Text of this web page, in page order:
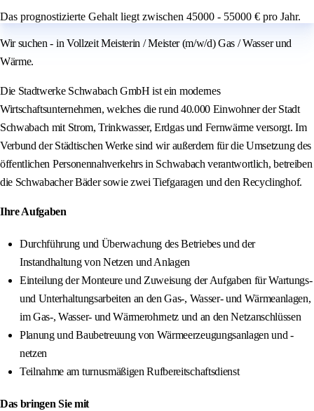
Das prognostizierte Gehalt liegt zwischen 45000 - 55000 € pro Jahr.
Wir suchen - in Vollzeit Meisterin / Meister (m/w/d) Gas / Wasser und
Wärme.
Die Stadtwerke Schwabach GmbH ist ein modernes
Wirtschaftsunternehmen, welches die rund 40.000 Einwohner der Stadt
Schwabach mit Strom, Trinkwasser, Erdgas und Fernwärme versorgt. Im
Verbund der Städtischen Werke sind wir außerdem für die Umsetzung des
öffentlichen Personennahverkehrs in Schwabach verantwortlich, betreiben
die Schwabacher Bäder sowie zwei Tiefgaragen und den Recyclinghof.
Ihre Aufgaben
Durchführung und Überwachung des Betriebes und der
Instandhaltung von Netzen und Anlagen
Einteilung der Monteure und Zuweisung der Aufgaben für Wartungs-
und Unterhaltungsarbeiten an den Gas-, Wasser- und Wärmeanlagen,
im Gas-, Wasser- und Wärmerohrnetz und an den Netzanschlüssen
Planung und Baubetreuung von Wärmeerzeugungsanlagen und -
netzen
Teilnahme am turnusmäßigen Rufbereitschaftsdienst
Das bringen Sie mit